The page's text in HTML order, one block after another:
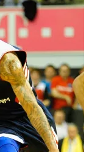
לוח דרושים –
תגיות
המגזין